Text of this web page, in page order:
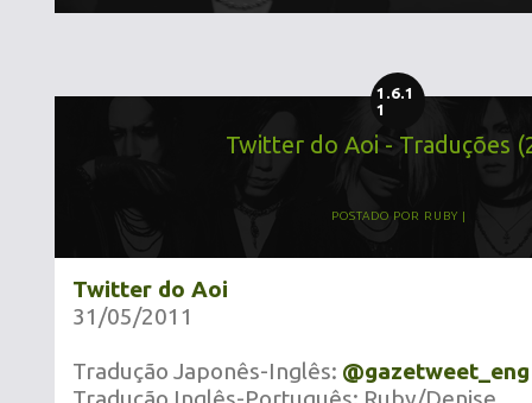
1.6.1
1
Twitter do Aoi - Traduções
POSTADO POR RUBY
Twitter do Aoi
31/05/2011
Tradução Japonês-Inglês: @gazetweet_eng